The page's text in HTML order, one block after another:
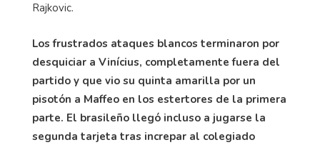
Rajkovic.
Los frustrados ataques blancos terminaron por
desquiciar a Vinícius, completamente fuera del
partido y que vio su quinta amarilla por un
pisotón a Maffeo en los estertores de la primera
parte. El brasileño llegó incluso a jugarse la
segunda tarjeta tras increpar al colegiado